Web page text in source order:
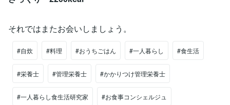
それではまたお会いしましょう。
#自炊 #料理 #おうちごはん #一人暮らし #食生活
#栄養士 #管理栄養士 #かかりつけ管理栄養士
#一人暮らし食生活研究家 #お食事コンシェルジュ